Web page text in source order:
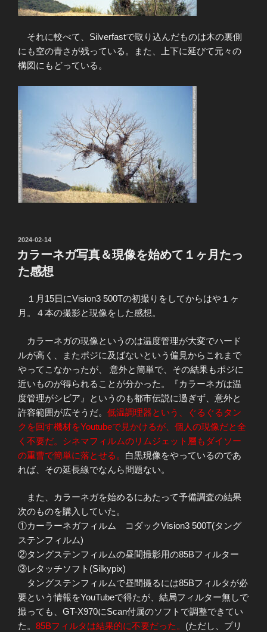
それに較べて、Silverfastで取り込んだものは木の裏側
にも空の青さが残っている。また、上下に延びて元々の
構図にもどっている。
投
稿
日:
2024-02-14
カラーネガ写真＆現像を始めて１ヶ月たっ
た感想
１月15日にVision3 500Tの初撮りをしてからはや１ヶ
月。４本の撮影と現像をした感想。
カラーネガの現像というのは温度管理が大変でハード
ルが高く、またポジに及ばないという偏見からこれまで
やってこなかったが、 意外と簡単で、その結果もポジに
近いものが得られることが分かった。『カラーネガは温
度管理がシビア』というのも都市伝説に過ぎず、意外と
許容範囲が広そうだ。 低温調理器という、ぐるぐるタン
クを回す機材をYoutubeで見かけるが、個人の現像だと全
く不要だ。シネマフィルムのリムジェット層もダイソー
の重曹で簡単に落とせる。 白黒現像をやっているのであ
れば、その延長線でなんら問題ない。
また、カラーネガを始めるにあたって予備調査の結果
次のものを購入していた。
①カーラーネガフィルム コダックVision3 500T(タング
ステンフィルム)
②タングステンフィルムの昼間撮影用の85Bフィルター
③レタッチソフト(Silkypix)
タングステンフィルムで昼間撮るには85Bフィルタが必
要という情報をYouTubeで得たが、結局フィルター無しで
撮っても、GT-X970にScan付属のソフトで調整できてい
た。 85Bフィルタは結果的に不要だった。 (ただし、プリ